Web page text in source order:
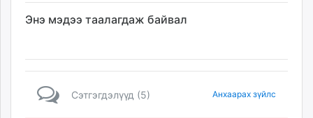
Энэ мэдээ таалагдаж байвал
Сэтгэгдэлүүд (5) Анхаарах зүйлс